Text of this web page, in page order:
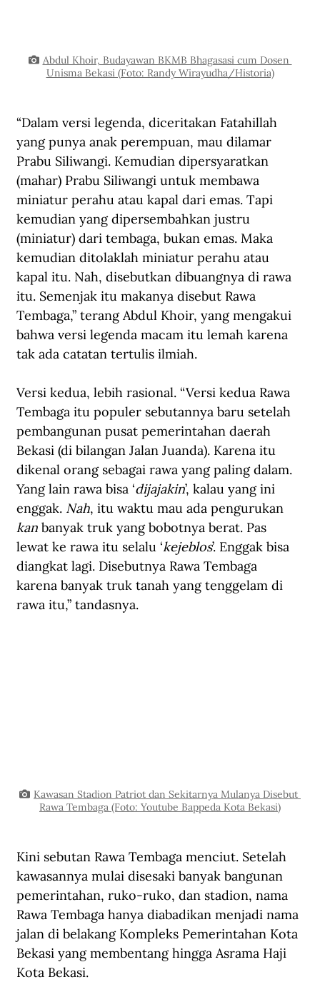
Abdul Khoir, Budayawan BKMB Bhagasasi cum Dosen
Unisma Bekasi (Foto: Randy Wirayudha/Historia)
“Dalam versi legenda, diceritakan Fatahillah
yang punya anak perempuan, mau dilamar
Prabu Siliwangi. Kemudian dipersyaratkan
(mahar) Prabu Siliwangi untuk membawa
miniatur perahu atau kapal dari emas. Tapi
kemudian yang dipersembahkan justru
(miniatur) dari tembaga, bukan emas. Maka
kemudian ditolaklah miniatur perahu atau
kapal itu. Nah, disebutkan dibuangnya di rawa
itu. Semenjak itu makanya disebut Rawa
Tembaga,” terang Abdul Khoir, yang mengakui
bahwa versi legenda macam itu lemah karena
tak ada catatan tertulis ilmiah.
Versi kedua, lebih rasional. “Versi kedua Rawa
Tembaga itu populer sebutannya baru setelah
pembangunan pusat pemerintahan daerah
Bekasi (di bilangan Jalan Juanda). Karena itu
dikenal orang sebagai rawa yang paling dalam.
Yang lain rawa bisa ‘dijajakin’, kalau yang ini
enggak. Nah, itu waktu mau ada pengurukan
kan banyak truk yang bobotnya berat. Pas
lewat ke rawa itu selalu ‘kejeblos’. Enggak bisa
diangkat lagi. Disebutnya Rawa Tembaga
karena banyak truk tanah yang tenggelam di
rawa itu,” tandasnya.
Kawasan Stadion Patriot dan Sekitarnya Mulanya Disebut
Rawa Tembaga (Foto: Youtube Bappeda Kota Bekasi)
Kini sebutan Rawa Tembaga menciut. Setelah
kawasannya mulai disesaki banyak bangunan
pemerintahan, ruko-ruko, dan stadion, nama
Rawa Tembaga hanya diabadikan menjadi nama
jalan di belakang Kompleks Pemerintahan Kota
Bekasi yang membentang hingga Asrama Haji
Kota Bekasi.